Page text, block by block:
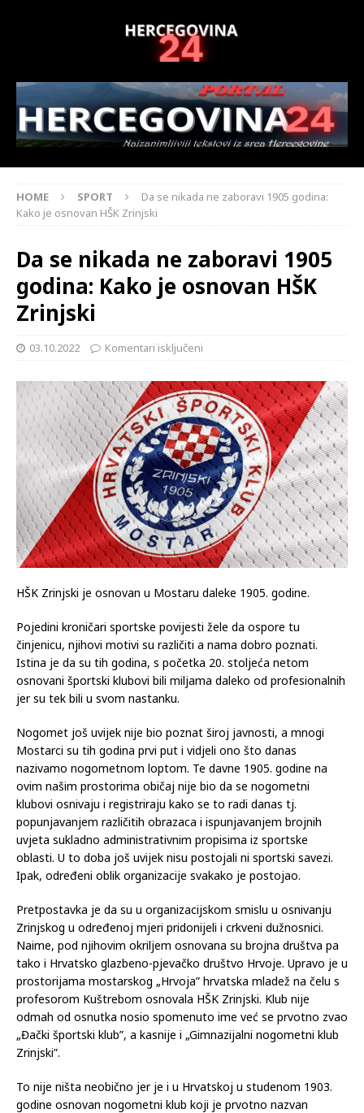
HOME SPORT
Da se nikada ne zaboravi 1905 godina:
Kako je osnovan HŠK Zrinjski
Da se nikada ne zaboravi 1905
godina: Kako je osnovan HŠK
Zrinjski
03.10.2022 Komentari isključeni
HŠK Zrinjski je osnovan u Mostaru daleke 1905. godine.
Pojedini kroničari sportske povijesti žele da ospore tu
činjenicu, njihovi motivi su različiti a nama dobro poznati.
Istina je da su tih godina, s početka 20. stoljeća netom
osnovani športski klubovi bili miljama daleko od profesionalnih
jer su tek bili u svom nastanku.
Nogomet još uvijek nije bio poznat široj javnosti, a mnogi
Mostarci su tih godina prvi put i vidjeli ono što danas
nazivamo nogometnom loptom. Te davne 1905. godine na
ovim našim prostorima običaj nije bio da se nogometni
klubovi osnivaju i registriraju kako se to radi danas tj.
popunjavanjem različitih obrazaca i ispunjavanjem brojnih
uvjeta sukladno administrativnim propisima iz sportske
oblasti. U to doba još uvijek nisu postojali ni sportski savezi.
Ipak, određeni oblik organizacije svakako je postojao.
Pretpostavka je da su u organizacijskom smislu u osnivanju
Zrinjskog u određenoj mjeri pridonijeli i crkveni dužnosnici.
Naime, pod njihovim okriljem osnovana su brojna društva pa
tako i Hrvatsko glazbeno-pjevačko društvo Hrvoje. Upravo je u
prostorijama mostarskog „Hrvoja” hrvatska mladež na čelu s
profesorom Kuštrebom osnovala HŠK Zrinjski. Klub nije
odmah od osnutka nosio spomenuto ime već se prvotno zvao
„Đački športski klub”, a kasnije i „Gimnazijalni nogometni klub
Zrinjski”.
To nije ništa neobično jer je i u Hrvatskoj u studenom 1903.
godine osnovan nogometni klub koji je prvotno nazvan